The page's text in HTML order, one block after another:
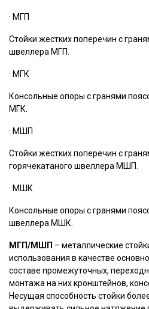
· МГП
Стойки жестких поперечин с
швеллера МГП.
· МГК
Консольные опоры с гранями
МГК.
· МШП
Стойки жестких поперечин с
горячекатаного швеллера МШП.
· МШК
Консольные опоры с гранями
швеллера МШК.
МГП/МШП – металлические
использования в качестве
составе промежуточных,
монтажа на них кронштейнов,
Несущая способность стойки